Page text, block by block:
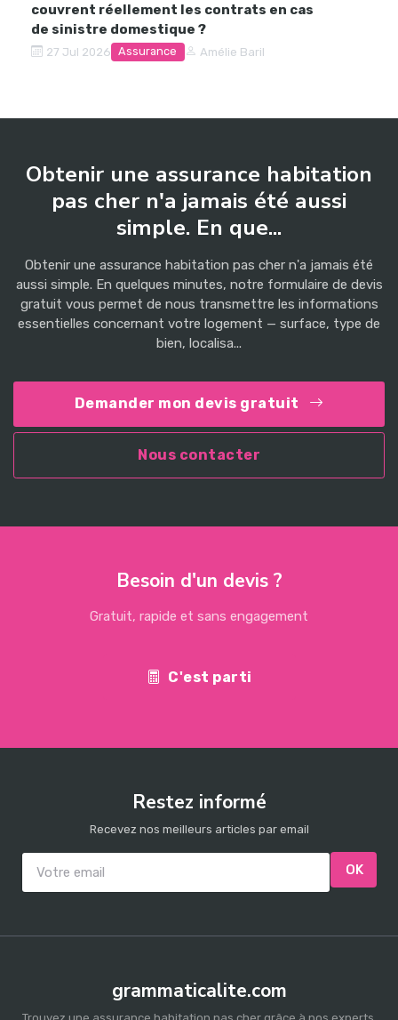
couvrent réellement les contrats en cas
de sinistre domestique ?
27 Jul 2026 Assurance Amélie Baril
Obtenir une assurance habitation
pas cher n'a jamais été aussi
simple. En que...
Obtenir une assurance habitation pas cher n'a jamais été
aussi simple. En quelques minutes, notre formulaire de devis
gratuit vous permet de nous transmettre les informations
essentielles concernant votre logement — surface, type de
bien, localisa...
Demander mon devis gratuit
Nous contacter
Besoin d'un devis ?
Gratuit, rapide et sans engagement
C'est parti
Restez informé
Recevez nos meilleurs articles par email
OK
grammaticalite.com